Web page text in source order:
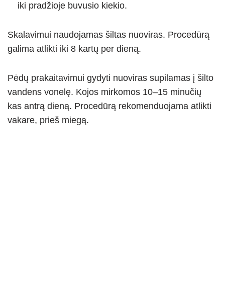
iki pradžioje buvusio kiekio.
Skalavimui naudojamas šiltas nuoviras. Procedūrą
galima atlikti iki 8 kartų per dieną.
Pėdų prakaitavimui gydyti nuoviras supilamas į šilto
vandens vonelę. Kojos mirkomos 10–15 minučių
kas antrą dieną. Procedūrą rekomenduojama atlikti
vakare, prieš miegą.